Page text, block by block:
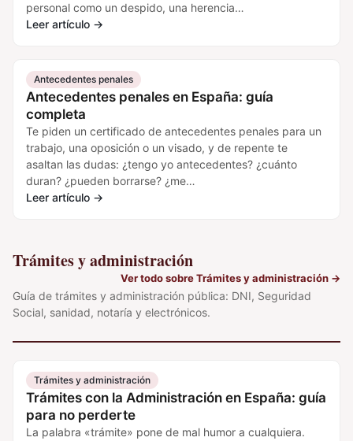
personal como un despido, una herencia…
Leer artículo →
Antecedentes penales
Antecedentes penales en España: guía
completa
Te piden un certificado de antecedentes penales para un
trabajo, una oposición o un visado, y de repente te
asaltan las dudas: ¿tengo yo antecedentes? ¿cuánto
duran? ¿pueden borrarse? ¿me…
Leer artículo →
Trámites y administración
Guía de trámites y administración pública: DNI, Seguridad
Social, sanidad, notaría y electrónicos.
Ver todo sobre Trámites y administración →
Trámites y administración
Trámites con la Administración en España: guía
para no perderte
La palabra «trámite» pone de mal humor a cualquiera.